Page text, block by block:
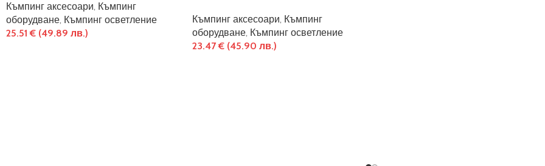
Къмпинг аксесоари, Къмпинг
оборудване, Къмпинг осветление
25.51€ (49.89 лв.)
Къмпинг аксесоари, Къмпинг
оборудване, Къмпинг осветление
23.47€ (45.90 лв.)